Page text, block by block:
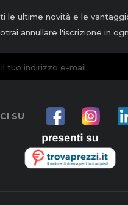
le ultime novità e le
annullare l'iscrizione in
SU